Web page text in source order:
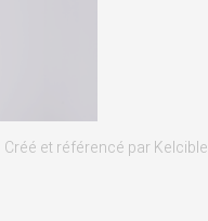
Créé et référencé par Kelcible